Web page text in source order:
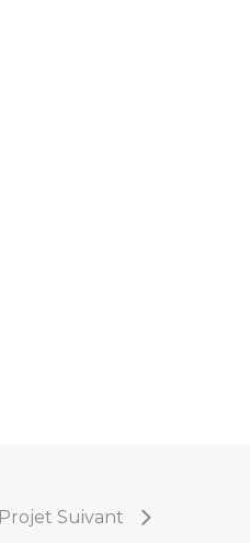
Projet Suivant